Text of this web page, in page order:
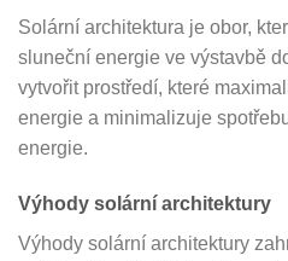
Solární architektura je obor,
sluneční energie ve výstavbě
vytvořit prostředí, které
energie a minimalizuje
energie.
Výhody solární architektury
Výhody solární architektury